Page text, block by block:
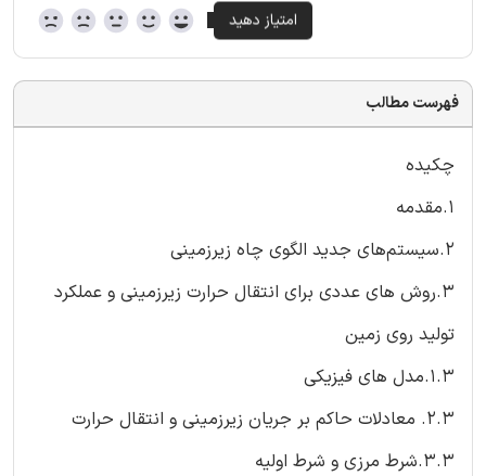
فهرست مطالب
چکیده
1.مقدمه
2.سیستم‌های جدید الگوی چاه زیرزمینی
3.روش های عددی برای انتقال حرارت زیرزمینی و عملکرد
تولید روی زمین
1.3.مدل های فیزیکی
2.3. معادلات حاکم بر جریان زیرزمینی و انتقال حرارت
3.3.شرط مرزی و شرط اولیه